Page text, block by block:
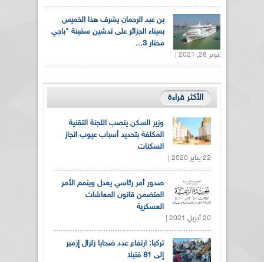
بن عبد الرحمان يشرف هذا الخميس
بميناء الجزائر على تدشين سفينة "باجي
مختار 3...
أكتوبر 28, 2021 |
الأكثر قراءة
وزير السكن ينصب اللجنة التقنية
المكلفة بتحديد أسباب عيوب انجاز
السكنات
22 يناير 2020 |
صدور أمر رئاسي يعدل ويتمم الأمر
المتضمن قانون المعاشات
العسكرية
20 أبريل 2021 |
تركيا: ارتفاع عدد ضحايا زلزال إزمير
إلى 81 قتيلا